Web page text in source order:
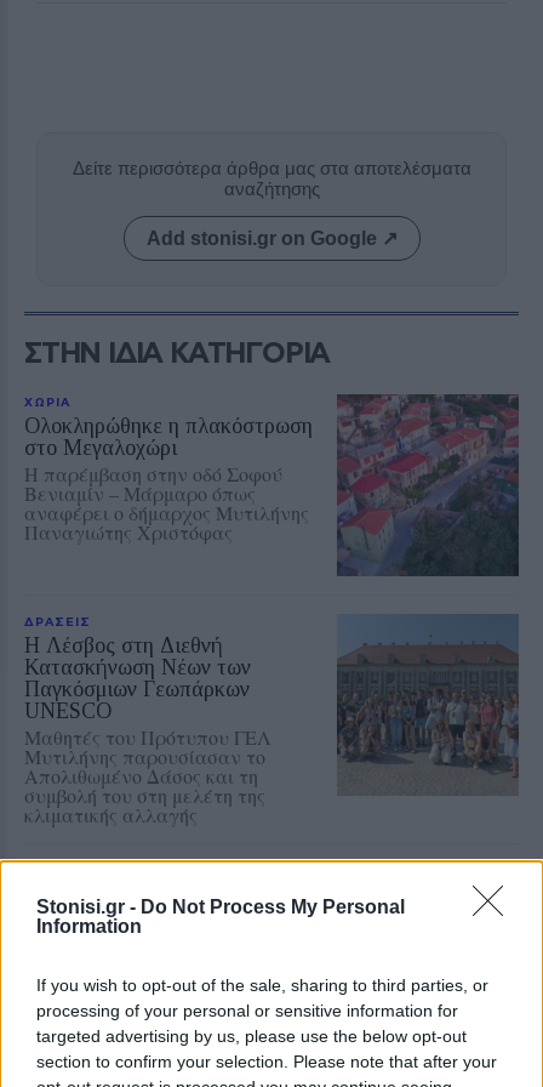
Stonisi.gr - Do Not Process My Personal
Information
If you wish to opt-out of the sale, sharing to third parties, or
processing of your personal or sensitive information for
targeted advertising by us, please use the below opt-out
section to confirm your selection. Please note that after your
Δείτε περισσότερα άρθρα μας στα αποτελέσματα
αναζήτησης
Add stonisi.gr on Google ↗
ΣΤΗΝ ΙΔΙΑ ΚΑΤΗΓΟΡΙΑ
ΧΩΡΙΑ
Ολοκληρώθηκε η πλακόστρωση
στο Μεγαλοχώρι
Η παρέμβαση στην οδό Σοφού
Βενιαμίν – Μάρμαρο όπως
αναφέρει ο δήμαρχος Μυτιλήνης
Παναγιώτης Χριστόφας
ΔΡΑΣΕΙΣ
Η Λέσβος στη Διεθνή
Κατασκήνωση Νέων των
Παγκόσμιων Γεωπάρκων
UNESCO
Μαθητές του Πρότυπου ΓΕΛ
Μυτιλήνης παρουσίασαν το
Απολιθωμένο Δάσος και τη
συμβολή του στη μελέτη της
κλιματικής αλλαγής
Η Αγιάσος τίμησε τη
Μεταμόρφωση του Σωτήρος
Παναγίας έως τον ναΐσκο της
Ζωοδόχου Πηγής